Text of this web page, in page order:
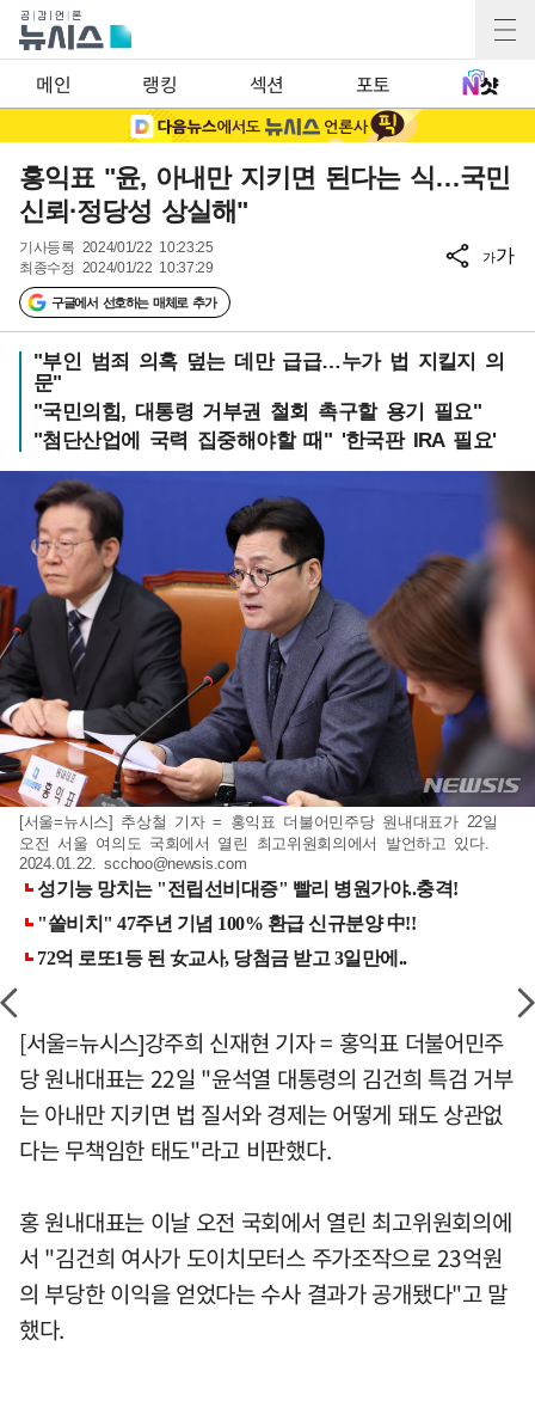
메인 랭킹 섹션 포토
홍익표 "윤, 아내만 지키면 된다는 식…국민
신뢰·정당성 상실해"
기사등록 2024/01/22 10:23:25
최종수정 2024/01/22 10:37:29
구글에서 선호하는 매체로 추가
가가
"부인 범죄 의혹 덮는 데만 급급…누가 법 지킬지 의
문"
"국민의힘, 대통령 거부권 철회 촉구할 용기 필요"
"첨단산업에 국력 집중해야할 때" '한국판 IRA 필요'
[서울=뉴시스] 추상철 기자 = 홍익표 더불어민주당 원내대표가 22일
오전 서울 여의도 국회에서 열린 최고위원회의에서 발언하고 있다.
2024.01.22.scchoo@newsis.com
[서울=뉴시스]강주희 신재현 기자 = 홍익표 더불어민주
당 원내대표는 22일 "윤석열 대통령의 김건희 특검 거부
는 아내만 지키면 법 질서와 경제는 어떻게 돼도 상관없
다는 무책임한 태도"라고 비판했다.
홍 원내대표는 이날 오전 국회에서 열린 최고위원회의에
서 "김건희 여사가 도이치모터스 주가조작으로 23억원
의 부당한 이익을 얻었다는 수사 결과가 공개됐다"고 말
했다.